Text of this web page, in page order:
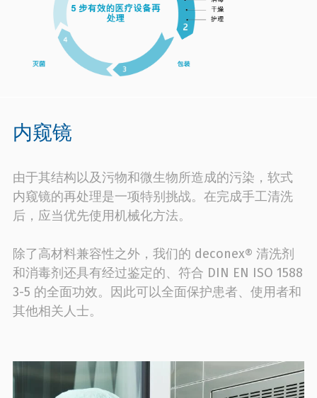
内窥镜
由于其结构以及污物和微生物所造成的污染，软式
内窥镜的再处理是一项特别挑战。在完成手工清洗
后，应当优先使用机械化方法。
除了高材料兼容性之外，我们的 deconex® 清洗剂
和消毒剂还具有经过鉴定的、符合 DIN EN ISO 1588
3-5 的全面功效。因此可以全面保护患者、使用者和
其他相关人士。